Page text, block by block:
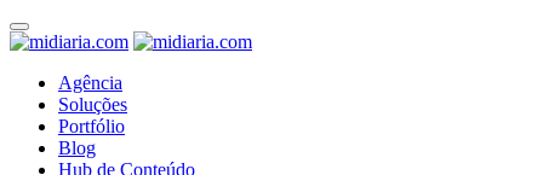
Agência
Soluções
Portfólio
Blog
Hub de Conteúdo